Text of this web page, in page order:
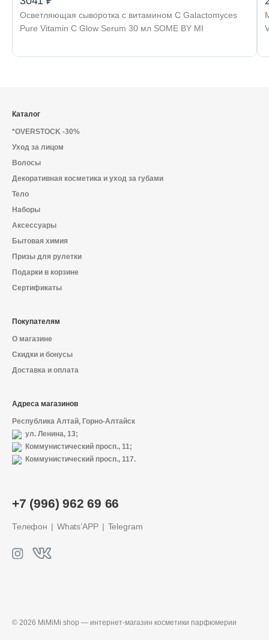
Политика конфиденциальности
+7 (996) 962 69 66
Осветляющая сыворотка с витамином С Galactomyces
Pure Vitamin C Glow Serum 30 мл SOME BY MI
+7 (996) 962 69 66
Телефон Whats’APP Telegram
Каталог
*OVERSTOCK -30%
Уход за лицом
Волосы
Декоративная косметика и уход за губами
Тело
Наборы
Аксессуары
Бытовая химия
Призы для рулетки
Подарки в корзине
Сертификаты
Покупателям
О магазине
Скидки и бонусы
Доставка и оплата
Адреса магазинов
Республика Алтай, Горно-Алтайск
ул. Ленина, 13;
Коммунистический просп., 11;
Коммунистический просп., 117.
© 2026 MiMiMi shop — интернет-магазин косметики парфюмерии